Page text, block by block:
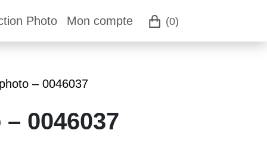
(0)
Photo Mon compte
– 0046037
0046037